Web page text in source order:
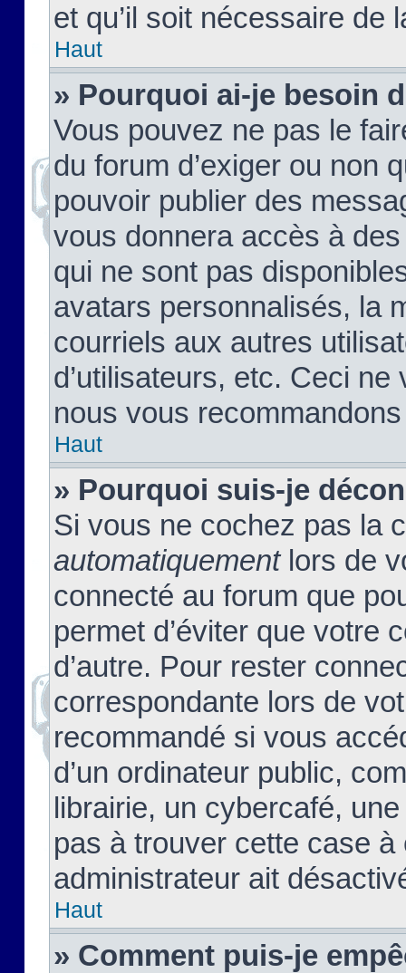
et qu’il soit nécessaire de
Haut
» Pourquoi ai-je besoin
Vous pouvez ne pas le
du forum d’exiger ou non
pouvoir publier des
vous donnera accès à
qui ne sont pas
avatars personnalisés, la
courriels aux autres
d’utilisateurs, etc. Ceci
nous vous
Haut
» Pourquoi suis-je
Si vous ne cochez pas la
automatiquementlors de
connecté au forum que
permet d’éviter que votre
d’autre. Pour rester
correspondante lors de
recommandé si vous
d’un ordinateur public,
librairie, un cybercafé,
pas à trouver cette case à
administrateur ait
Haut
» Comment puis-je